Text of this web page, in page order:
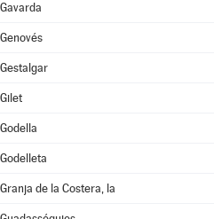
Gavarda
Genovés
Gestalgar
Gilet
Godella
Godelleta
Granja de la Costera, la